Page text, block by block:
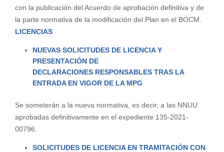
con la publicación del Acuerdo de aprobación definitiva y de
la parte normativa de la modificación del Plan en el BOCM.
LICENCIAS
NUEVAS SOLICITUDES DE LICENCIA Y
PRESENTACIÓN DE
DECLARACIONES RESPONSABLES TRAS LA
ENTRADA EN VIGOR DE LA MPG
Se someterán a la nueva normativa, es decir, a las NNUU
aprobadas definitivamente en el expediente 135-2021-
00796.
SOLICITUDES DE LICENCIA EN TRAMITACIÓN CON